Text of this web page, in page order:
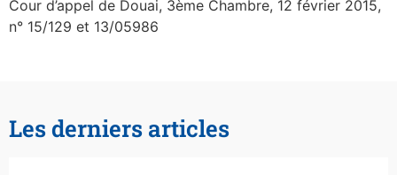
Cour d’appel de Douai, 3ème Chambre, 12 février 2015,
n° 15/129 et 13/05986
Les derniers articles